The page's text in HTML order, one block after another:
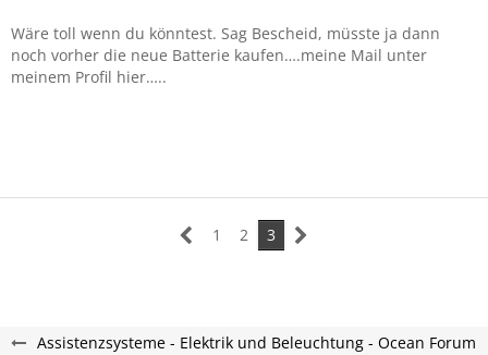
Wäre toll wenn du könntest. Sag Bescheid, müsste ja dann
noch vorher die neue Batterie kaufen….meine Mail unter
meinem Profil hier…..
1 2 3
Assistenzsysteme - Elektrik und Beleuchtung - Ocean Forum